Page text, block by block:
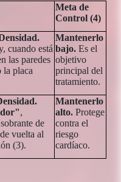
Meta de
Control (4)
cuando está
las paredes
la placa
Mantenerlo
bajo. Es el
objetivo
principal del
tratamiento.
,
de
vuelta al
(3).
Mantenerlo
alto. Protege
contra el
riesgo
cardíaco.